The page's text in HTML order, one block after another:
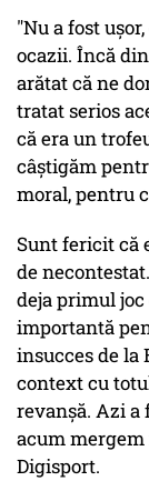
"Nu a fost
ocazii. Încă
arătat că ne
tratat serios
că era un
câştigăm
moral, pentru
Sunt fericit că
de
deja primul
importantă
insucces de la
context cu
revanşă. Azi a
acum
Digisport.